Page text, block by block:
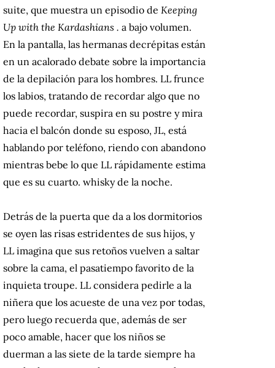
suite, que muestra un episodio de Keeping
Up with the Kardashians . a bajo volumen.
En la pantalla, las hermanas decrépitas están
en un acalorado debate sobre la importancia
de la depilación para los hombres. LL frunce
los labios, tratando de recordar algo que no
puede recordar, suspira en su postre y mira
hacia el balcón donde su esposo, JL, está
hablando por teléfono, riendo con abandono
mientras bebe lo que LL rápidamente estima
que es su cuarto. whisky de la noche.
Detrás de la puerta que da a los dormitorios
se oyen las risas estridentes de sus hijos, y
LL imagina que sus retoños vuelven a saltar
sobre la cama, el pasatiempo favorito de la
inquieta troupe. LL considera pedirle a la
niñera que los acueste de una vez por todas,
pero luego recuerda que, además de ser
poco amable, hacer que los niños se
duerman a las siete de la tarde siempre ha